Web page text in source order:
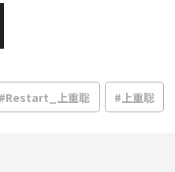
#Restart_上重聡 #上重聡